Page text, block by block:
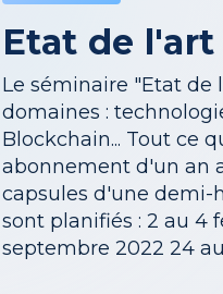
Etat de
Le séminaire "Etat de
domaines :
Blockchain... Tout ce
abonnement d'un an
capsules d'une demi-
sont planifiés : 2 au 4
septembre 2022 24